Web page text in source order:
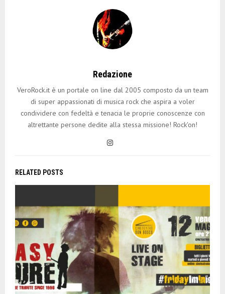
Redazione
VeroRock.it è un portale on line dal 2005 composto da un team
di super appassionati di musica rock che aspira a voler
condividere con fedeltà e tenacia le proprie conoscenze con
altrettante persone dedite alla stessa missione! Rock'on!
RELATED POSTS